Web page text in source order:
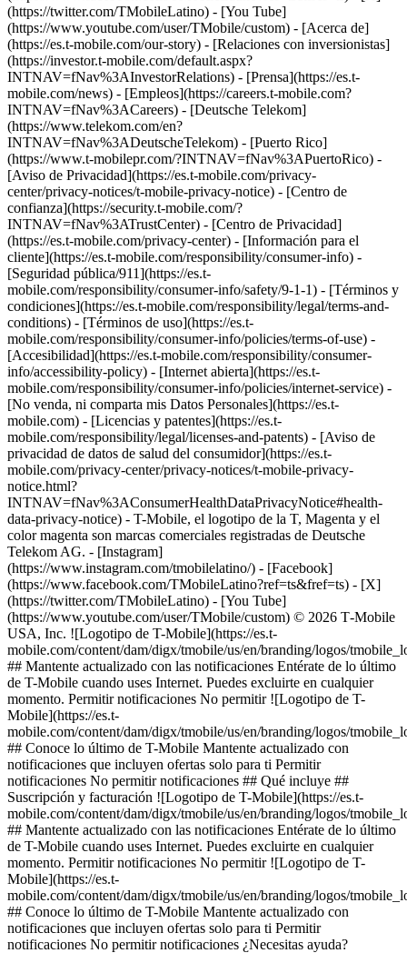
(https://twitter.com/TMobileLatino) - [You Tube]
(https://www.youtube.com/user/TMobile/custom) - [Acerca de]
(https://es.t-mobile.com/our-story) - [Relaciones con inversionistas]
(https://investor.t-mobile.com/default.aspx?
INTNAV=fNav%3AInvestorRelations) - [Prensa](https://es.t-
mobile.com/news) - [Empleos](https://careers.t-mobile.com?
INTNAV=fNav%3ACareers) - [Deutsche Telekom]
(https://www.telekom.com/en?
INTNAV=fNav%3ADeutscheTelekom) - [Puerto Rico]
(https://www.t-mobilepr.com/?INTNAV=fNav%3APuertoRico) -
[Aviso de Privacidad](https://es.t-mobile.com/privacy-
center/privacy-notices/t-mobile-privacy-notice) - [Centro de
confianza](https://security.t-mobile.com/?
INTNAV=fNav%3ATrustCenter) - [Centro de Privacidad]
(https://es.t-mobile.com/privacy-center) - [Información para el
cliente](https://es.t-mobile.com/responsibility/consumer-info) -
[Seguridad pública/911](https://es.t-
mobile.com/responsibility/consumer-info/safety/9-1-1) - [Términos y
condiciones](https://es.t-mobile.com/responsibility/legal/terms-and-
conditions) - [Términos de uso](https://es.t-
mobile.com/responsibility/consumer-info/policies/terms-of-use) -
[Accesibilidad](https://es.t-mobile.com/responsibility/consumer-
info/accessibility-policy) - [Internet abierta](https://es.t-
mobile.com/responsibility/consumer-info/policies/internet-service) -
[No venda, ni comparta mis Datos Personales](https://es.t-
mobile.com) - [Licencias y patentes](https://es.t-
mobile.com/responsibility/legal/licenses-and-patents) - [Aviso de
privacidad de datos de salud del consumidor](https://es.t-
mobile.com/privacy-center/privacy-notices/t-mobile-privacy-
notice.html?
INTNAV=fNav%3AConsumerHealthDataPrivacyNotice#health-
data-privacy-notice) - T-Mobile, el logotipo de la T, Magenta y el
color magenta son marcas comerciales registradas de Deutsche
Telekom AG. - [Instagram]
(https://www.instagram.com/tmobilelatino/) - [Facebook]
(https://www.facebook.com/TMobileLatino?ref=ts&fref=ts) - [X]
(https://twitter.com/TMobileLatino) - [You Tube]
(https://www.youtube.com/user/TMobile/custom) © 2026 T‑Mobile
USA, Inc. ![Logotipo de T-Mobile](https://es.t-
mobile.com/content/dam/digx/tmobile/us/en/branding/logos/
## Mantente actualizado con las notificaciones Entérate de lo último
de T-Mobile cuando uses Internet. Puedes excluirte en cualquier
momento. Permitir notificaciones No permitir ![Logotipo de T-
Mobile](https://es.t-
mobile.com/content/dam/digx/tmobile/us/en/branding/logos/
## Conoce lo último de T-Mobile Mantente actualizado con
notificaciones que incluyen ofertas solo para ti Permitir
notificaciones No permitir notificaciones ## Qué incluye ##
Suscripción y facturación ![Logotipo de T-Mobile](https://es.t-
mobile.com/content/dam/digx/tmobile/us/en/branding/logos/
## Mantente actualizado con las notificaciones Entérate de lo último
de T-Mobile cuando uses Internet. Puedes excluirte en cualquier
momento. Permitir notificaciones No permitir ![Logotipo de T-
Mobile](https://es.t-
mobile.com/content/dam/digx/tmobile/us/en/branding/logos/
## Conoce lo último de T-Mobile Mantente actualizado con
notificaciones que incluyen ofertas solo para ti Permitir
notificaciones No permitir notificaciones ¿Necesitas ayuda?